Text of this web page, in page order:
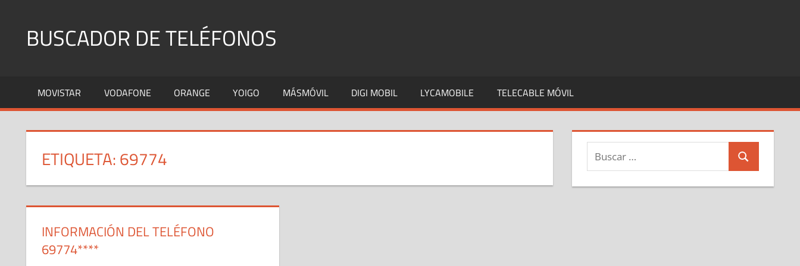
contenidoBUSCADOR DE TELÉFONOS
Fijos
y
MOVISTAR VODAFONE ORANGE YOIGO MÁSMÓVIL DIGI MOBIL LYCAMOBILE TELECABLE MÓVIL
ETIQUETA:69774
INFORMACIÓN DEL TELÉFONO
69774****
Buscar:
Buscar